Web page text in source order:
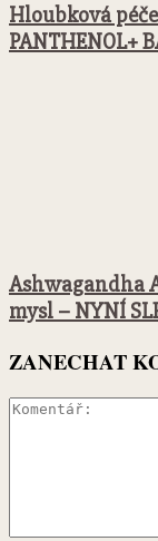
Hloubková
PANTHENOL+
Ashwagandha
mysl – NYNÍ
ZANECHAT